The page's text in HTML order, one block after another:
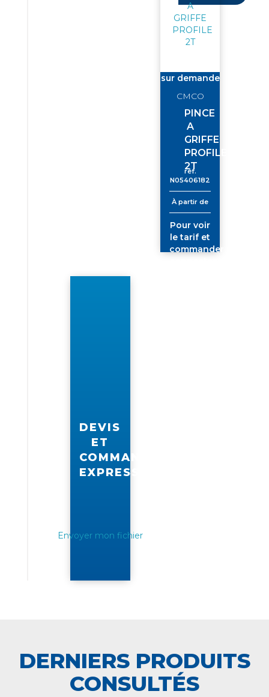
sur demande
CMCO
PINCE
A
GRIFFE
PROFILE
2T
réf.
N05406182
À partir de
Pour voir
le tarif et
commander
DEVIS
ET
COMMANDE
EXPRESS
Envoyer mon fichier
DERNIERS PRODUITS
CONSULTÉS